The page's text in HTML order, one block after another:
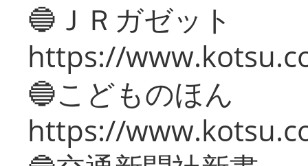
🔵ＪＲガゼット
https://
🔵こどものほん
https://